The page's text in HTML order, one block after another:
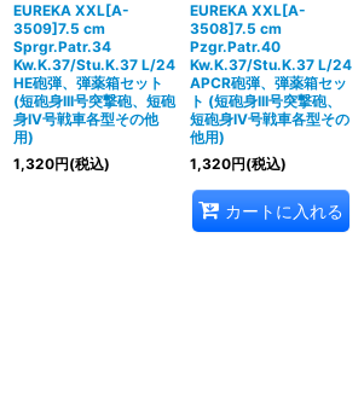
EUREKA XXL[A-
3509]7.5 cm
Sprgr.Patr.34
Kw.K.37/Stu.K.37 L/24
HE砲弾、弾薬箱セット
(短砲身III号突撃砲、短砲
身IV号戦車各型その他
用)
1,320円(税込)
EUREKA XXL[A-
3508]7.5 cm
Pzgr.Patr.40
Kw.K.37/Stu.K.37 L/24
APCR砲弾、弾薬箱セッ
ト (短砲身III号突撃砲、
短砲身IV号戦車各型その
他用)
1,320円(税込)
カートに入れる